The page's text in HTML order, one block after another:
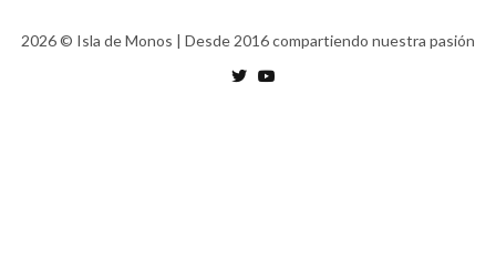
2026© Isla de Monos | Desde 2016 compartiendo nuestra pasión